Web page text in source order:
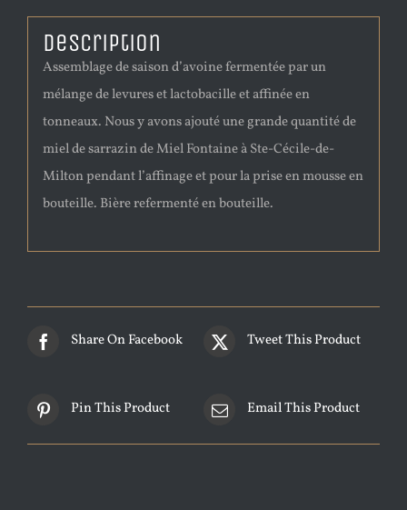
Description
Assemblage de saison d’avoine fermentée par un
mélange de levures et lactobacille et affinée en
tonneaux. Nous y avons ajouté une grande quantité de
miel de sarrazin de Miel Fontaine à Ste-Cécile-de-
Milton pendant l’affinage et pour la prise en mousse en
bouteille. Bière refermenté en bouteille.
Share On Facebook Tweet This Product
Pin This Product Email This Product